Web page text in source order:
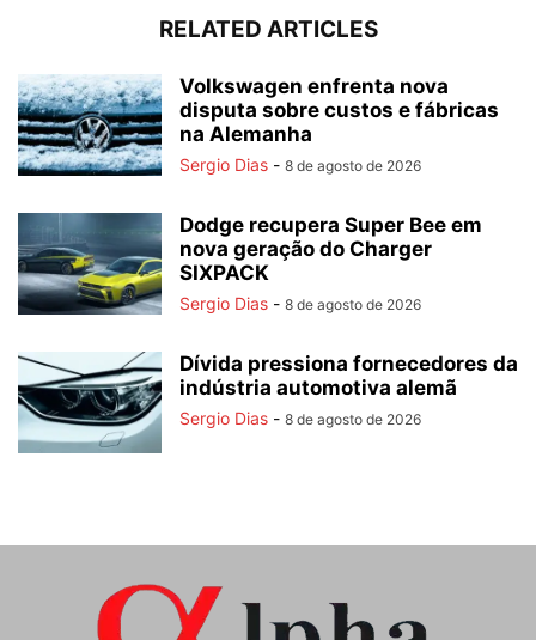
RELATED ARTICLES
Volkswagen enfrenta nova
disputa sobre custos e fábricas
na Alemanha
Sergio Dias - 8 de agosto de 2026
Dodge recupera Super Bee em
nova geração do Charger
SIXPACK
Sergio Dias - 8 de agosto de 2026
Dívida pressiona fornecedores da
indústria automotiva alemã
Sergio Dias - 8 de agosto de 2026